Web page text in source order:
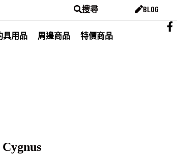
搜尋 BLOG
具用品 周邊商品
特價商品